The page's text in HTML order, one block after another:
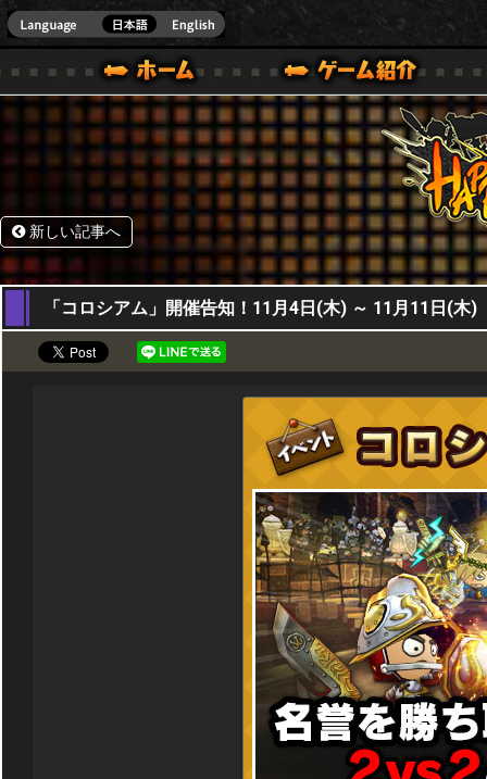
ONE VER.]
ガイド
ル｜HAPPY WARS(ハッピーウォーズ)公式サイト [ XBOX 360,XBOX ONE VER.]
サポート | HAPPY WARS(ハッピーウォーズ)公式サイ
新しい記事へ
04,11,2021
「コロシアム」開催告知！11月4日(木) ～ 11月11日(木)